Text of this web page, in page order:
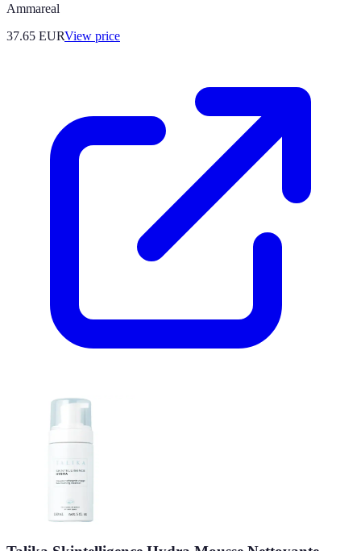
Ammareal
37.65 EURView price